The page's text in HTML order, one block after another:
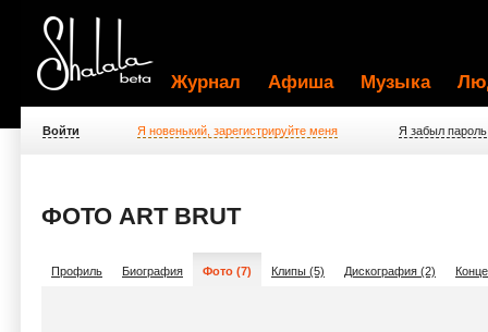
Журнал Афиша Музыка
Войти Я новенький, зарегистрируйте меня Я забыл пароль
ФОТО ART BRUT
Профиль Биография Фото (7) Клипы (5) Дискография (2)